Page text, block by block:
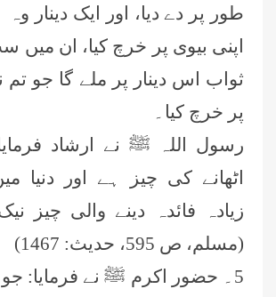
طور پر دے دیا، اور ایک دینار
اپنی بیوی پر خرچ کیا، ان میں
ثواب اس دینار پر ملے گا جو تم
پر خرچ کیا۔
رسول اللہ ﷺ نے ارشاد فرمایا:
اٹھانے کی چیز ہے اور
زیادہ فائدہ دینے والی چیز
(مسلم، ص 595، حدیث: 1467)
5۔ حضور اکرم ﷺ نے فرمايا: جو